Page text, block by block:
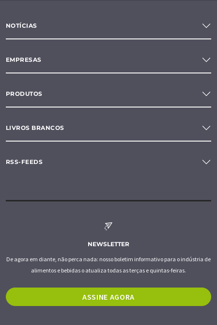
NOTÍCIAS
EMPRESAS
PRODUTOS
LIVROS BRANCOS
RSS-FEEDS
NEWSLETTER
De agora em diante, não perca nada: nosso boletim informativo para o indústria de
alimentos e bebidas o atualiza todas as terças e quintas-feiras.
ASSINE AGORA